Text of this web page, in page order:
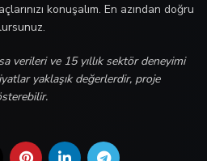
konuşalım. En azından doğru
verileri ve 15 yıllık sektör deneyimi
yaklaşık değerlerdir, proje